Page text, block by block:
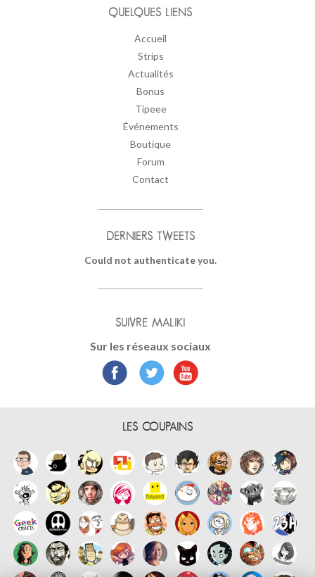
QUELQUES LIENS
Accueil
Strips
Actualités
Bonus
Tipeee
Événements
Boutique
Forum
Contact
DERNIERS TWEETS
Could not authenticate you.
SUIVRE MALIKI
Sur les réseaux sociaux
LES COUPAINS